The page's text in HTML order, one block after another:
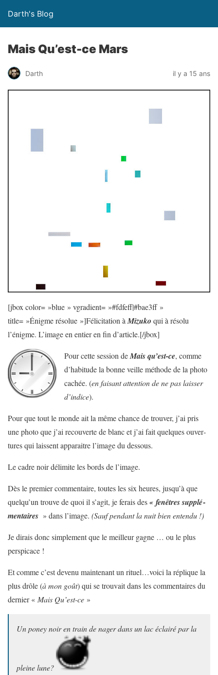
Darth's Blog
Mais Qu’est-ce Mars
Darth il y a 15 ans
[jbox color= »blue » vgradient= »#fdfeff|#bae3ff »
title= »Énigme résolue »]Félicitation à Mizuko qui à résolu
l’énigme. L’image en entier en fin d’article.[/jbox]
Pour cette ses­sion deMais qu’est-ce, comme
d’habitude la bonne veille méthode de la photo
cachée. (en fai­sant atten­tion de ne pas lais­ser
d’indice).
Pour que tout le monde ait la même chance de trou­ver, j’ai pris
une photo que j’ai recou­verte de blanc et j’ai fait quelques ouver­
tures qui laissent appa­raitre l’image du dessous.
Le cadre noir déli­mite les bords de l’image.
Dès le pre­mier com­men­taire, toutes les six heures, jusqu’à que
quelqu’un trouve de quoi il s’agit, je ferais des« fenêtres sup­plé­
men­taires » dans l’image. (Sauf pen­dant la nuit bien entendu !)
Je dirais donc sim­ple­ment que le meilleur gagne … ou le plus
perspicace !
Et comme c’est devenu maintenant un rituel…voici la réplique la
plus drôle (à mon goût) qui se trouvait dans les commentaires du
dernier « Mais Qu’est-ce »
Un poney noir en train de nager dans un lac éclairé par la
pleine lune?